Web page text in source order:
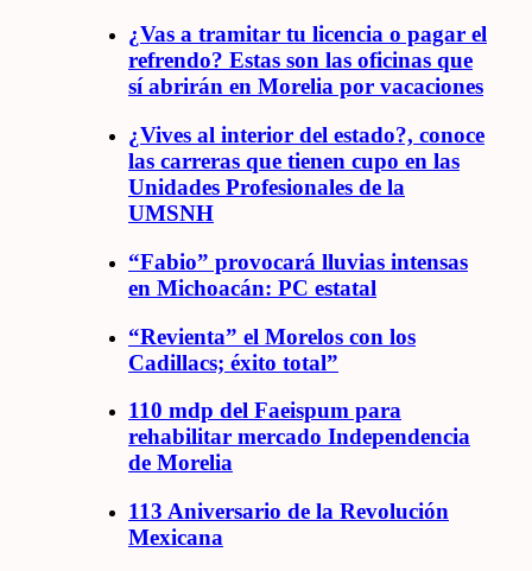
¿Vas a tramitar tu licencia o pagar el
refrendo? Estas son las oficinas que
sí abrirán en Morelia por vacaciones
¿Vives al interior del estado?, conoce
las carreras que tienen cupo en las
Unidades Profesionales de la
UMSNH
“Fabio” provocará lluvias intensas
en Michoacán: PC estatal
“Revienta” el Morelos con los
Cadillacs; éxito total”
110 mdp del Faeispum para
rehabilitar mercado Independencia
de Morelia
113 Aniversario de la Revolución
Mexicana